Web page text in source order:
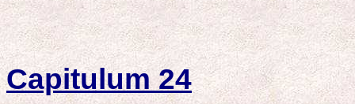
Capitulum 24